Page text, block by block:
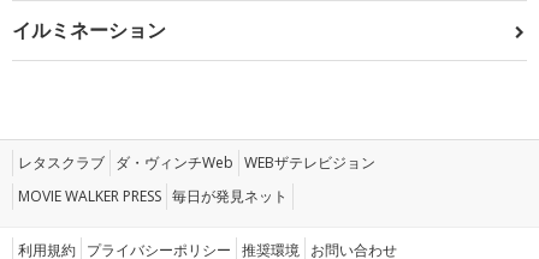
イルミネーション
レタスクラブ ダ・ヴィンチWeb WEBザテレビジョン
MOVIE WALKER PRESS 毎日が発見ネット
利用規約 プライバシーポリシー 推奨環境 お問い合わせ